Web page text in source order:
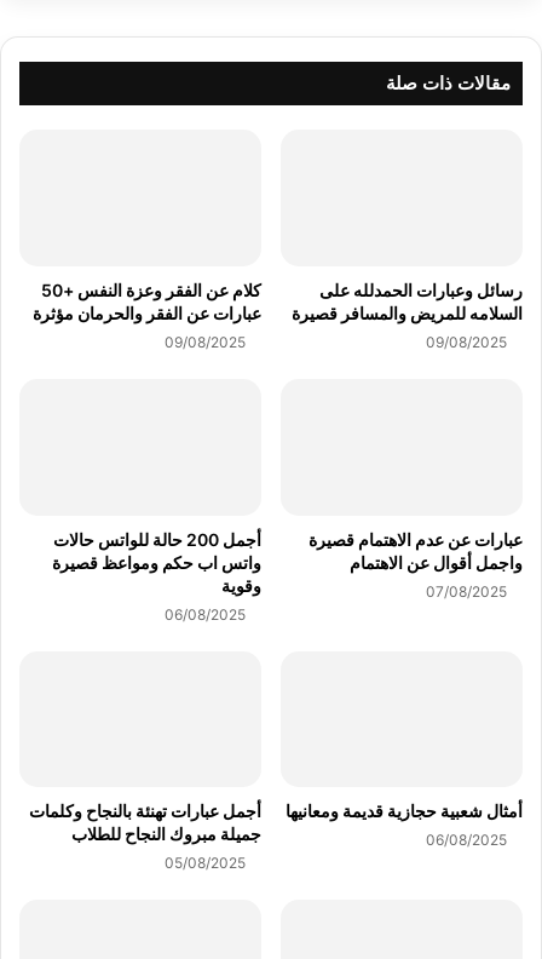
مقالات ذات صلة
رسائل وعبارات الحمدلله على
السلامه للمريض والمسافر قصيرة
09/08/2025
كلام عن الفقر وعزة النفس +50
عبارات عن الفقر والحرمان مؤثرة
09/08/2025
عبارات عن عدم الاهتمام قصيرة
واجمل أقوال عن الاهتمام
07/08/2025
أجمل 200 حالة للواتس حالات
واتس اب حكم ومواعظ قصيرة
وقوية
06/08/2025
أمثال شعبية حجازية قديمة ومعانيها
06/08/2025
أجمل عبارات تهنئة بالنجاح وكلمات
جميلة مبروك النجاح للطلاب
05/08/2025